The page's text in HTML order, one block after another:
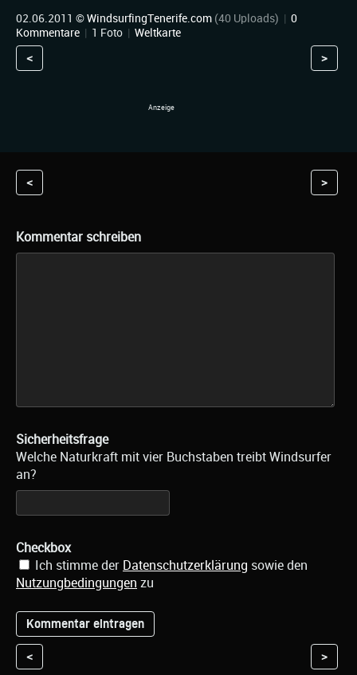
02.06.2011 ©WindsurfingTenerife.com (40 Uploads) | 0
Kommentare | 1 Foto | Weltkarte
< >
< >
Kommentar schreiben
Sicherheitsfrage
Welche Naturkraft mit vier Buchstaben treibt Windsurfer
an?
Checkbox
Ich stimme der Datenschutzerklärung sowie den
Nutzungbedingungen zu
< >